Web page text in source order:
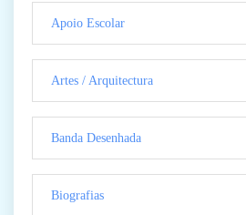
Apoio Escolar
Artes / Arquitectura
Banda Desenhada
Biografias